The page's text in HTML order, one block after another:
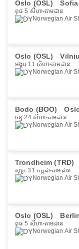
Oslo (OSL) Sofia
ពុធ 5 សីហា តាមដាន
Norwegian Air
Oslo (OSL)
អង្គារ 11 សីហា តាមដាន
Norwegian Air
Bodo (BOO)
ចន្ទ 24 សីហា តាមដាន
Norwegian Air
Trondheim (TRD)
សុក្រ 31 កក្កដា តាមដាន
Norwegian Air
Oslo (OSL)
ពុធ 5 សីហា តាមដាន
Norwegian Air